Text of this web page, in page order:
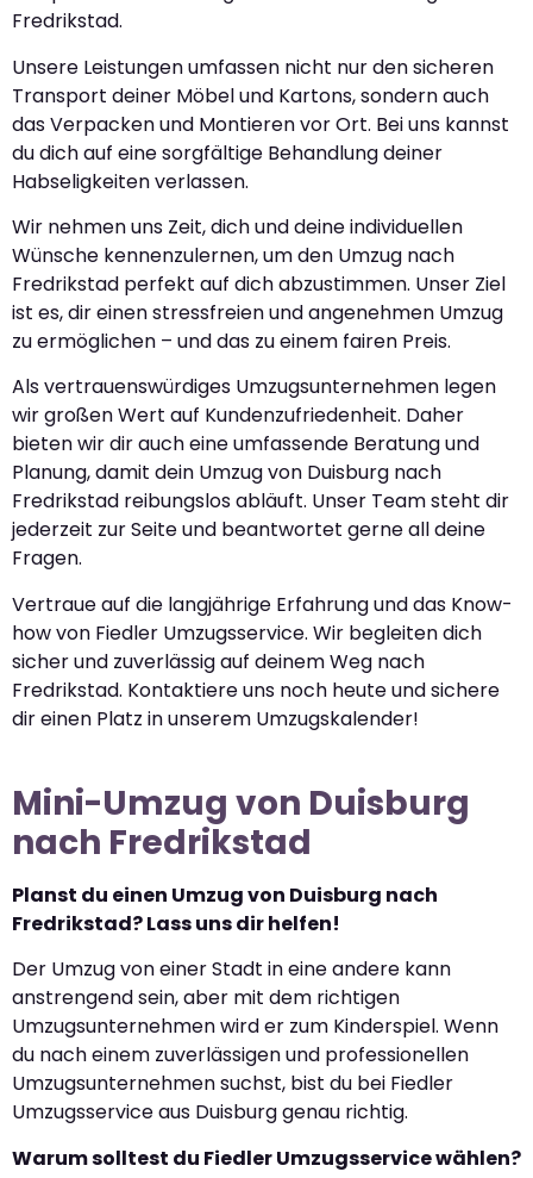
Fredrikstad.
Unsere Leistungen umfassen nicht nur den sicheren
Transport deiner Möbel und Kartons, sondern auch
das Verpacken und Montieren vor Ort. Bei uns kannst
du dich auf eine sorgfältige Behandlung deiner
Habseligkeiten verlassen.
Wir nehmen uns Zeit, dich und deine individuellen
Wünsche kennenzulernen, um den Umzug nach
Fredrikstad perfekt auf dich abzustimmen. Unser Ziel
ist es, dir einen stressfreien und angenehmen Umzug
zu ermöglichen – und das zu einem fairen Preis.
Als vertrauenswürdiges Umzugsunternehmen legen
wir großen Wert auf Kundenzufriedenheit. Daher
bieten wir dir auch eine umfassende Beratung und
Planung, damit dein Umzug von Duisburg nach
Fredrikstad reibungslos abläuft. Unser Team steht dir
jederzeit zur Seite und beantwortet gerne all deine
Fragen.
Vertraue auf die langjährige Erfahrung und das Know-
how von Fiedler Umzugsservice. Wir begleiten dich
sicher und zuverlässig auf deinem Weg nach
Fredrikstad. Kontaktiere uns noch heute und sichere
dir einen Platz in unserem Umzugskalender!
Mini-Umzug von Duisburg
nach Fredrikstad
Planst du einen Umzug von Duisburg nach
Fredrikstad? Lass uns dir helfen!
Der Umzug von einer Stadt in eine andere kann
anstrengend sein, aber mit dem richtigen
Umzugsunternehmen wird er zum Kinderspiel. Wenn
du nach einem zuverlässigen und professionellen
Umzugsunternehmen suchst, bist du bei Fiedler
Umzugsservice aus Duisburg genau richtig.
Warum solltest du Fiedler Umzugsservice wählen?